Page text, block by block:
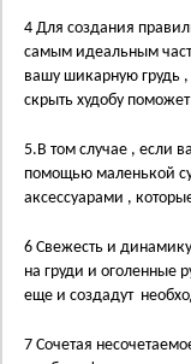
4 Для создания
самым идеальным
вашу шикарную грудь
скрыть худобу
5.В том случае , если
помощью маленькой
аксессуарами ,
6 Свежесть и
на груди и оголенные
еще и создадут
7 Сочетая